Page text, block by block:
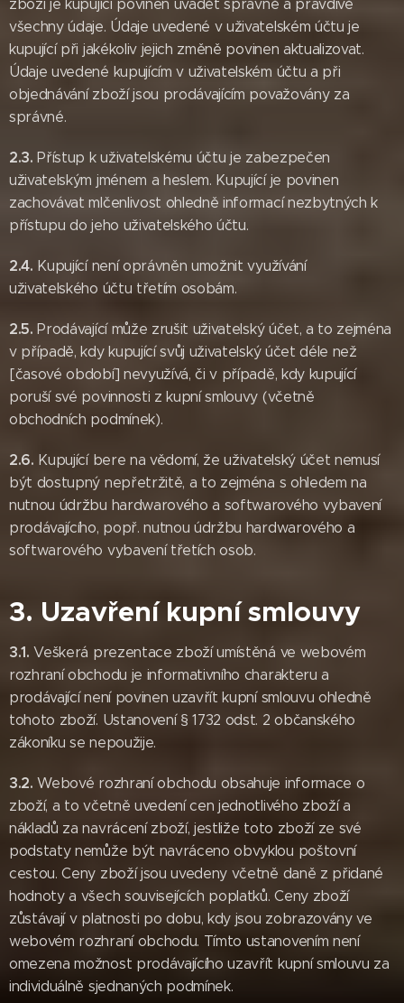
zboží je kupující povinen uvádět správně a pravdivě
všechny údaje. Údaje uvedené v uživatelském účtu je
kupující při jakékoliv jejich změně povinen aktualizovat.
Údaje uvedené kupujícím v uživatelském účtu a při
objednávání zboží jsou prodávajícím považovány za
správné.
2.3.Přístup k uživatelskému účtu je zabezpečen
uživatelským jménem a heslem. Kupující je povinen
zachovávat mlčenlivost ohledně informací nezbytných k
přístupu do jeho uživatelského účtu.
2.4. Kupující není oprávněn umožnit využívání
uživatelského účtu třetím osobám.
2.5.Prodávající může zrušit uživatelský účet, a to zejména
v případě, kdy kupující svůj uživatelský účet déle než
[časové období] nevyužívá, či v případě, kdy kupující
poruší své povinnosti z kupní smlouvy (včetně
obchodních podmínek).
2.6. Kupující bere na vědomí, že uživatelský účet nemusí
být dostupný nepřetržitě, a to zejména s ohledem na
nutnou údržbu hardwarového a softwarového vybavení
prodávajícího, popř. nutnou údržbu hardwarového a
softwarového vybavení třetích osob.
3. Uzavření kupní smlouvy
3.1.Veškerá prezentace zboží umístěná ve webovém
rozhraní obchodu je informativního charakteru a
prodávající není povinen uzavřít kupní smlouvu ohledně
tohoto zboží. Ustanovení § 1732 odst. 2 občanského
zákoníku se nepoužije.
3.2.Webové rozhraní obchodu obsahuje informace o
zboží, a to včetně uvedení cen jednotlivého zboží a
nákladů za navrácení zboží, jestliže toto zboží ze své
podstaty nemůže být navráceno obvyklou poštovní
cestou. Ceny zboží jsou uvedeny včetně daně z přidané
hodnoty a všech souvisejících poplatků. Ceny zboží
zůstávají v platnosti po dobu, kdy jsou zobrazovány ve
webovém rozhraní obchodu. Tímto ustanovením není
omezena možnost prodávajícího uzavřít kupní smlouvu za
individuálně sjednaných podmínek.